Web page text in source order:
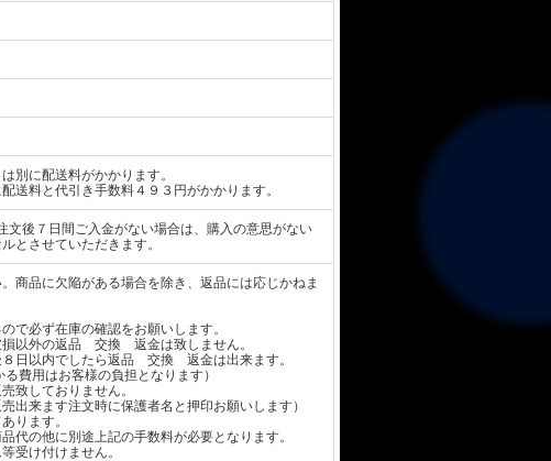
別に配送料がかかります。
送料と代引き手数料４９３円がかかります。
文後７日間ご入金がない場合は、購入の意思がない
とさせていただきます。
商品に欠陥がある場合を除き、返品には応じかねま
で必ず在庫の確認をお願いします。
損以外の返品 交換 返金は致しません。
日以内でしたら返品 交換 返金は出来ます。
費用はお客様の負担となります）
致しておりません。
来ます注文時に保護者名と押印お願いします）
ります。
代の他に別途上記の手数料が必要となります。
受け付けません。